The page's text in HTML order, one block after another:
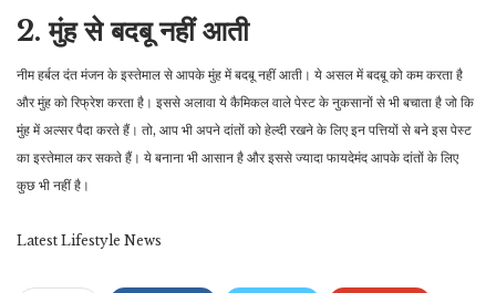
2. मुंह से बदबू नहीं आती
नीम हर्बल दंत मंजन के इस्तेमाल से आपके मुंह में बदबू नहीं आती। ये असल में बदबू को कम करता है
और मुंह को रिफ्रेश करता है। इससे अलावा ये कैमिकल वाले पेस्ट के नुकसानों से भी बचाता है जो कि
मुंह में अल्सर पैदा करते हैं। तो, आप भी अपने दांतों को हेल्दी रखने के लिए इन पत्तियों से बने इस पेस्ट
का इस्तेमाल कर सकते हैं। ये बनाना भी आसान है और इससे ज्यादा फायदेमंद आपके दांतों के लिए
कुछ भी नहीं है।
Latest Lifestyle News